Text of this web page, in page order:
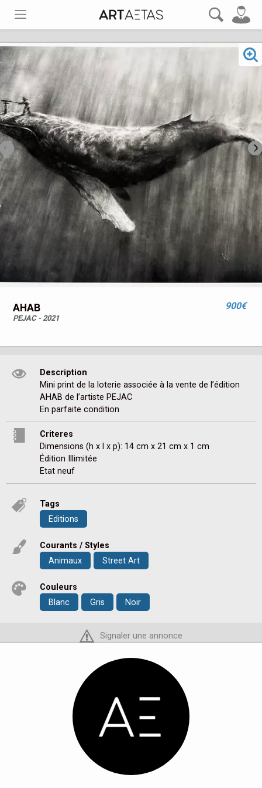
AHAB
PEJAC - 2021
900€
Description
Mini print de la loterie associée à la vente de l’édition
AHAB de l’artiste PEJAC
En parfaite condition
Criteres
Dimensions (h x l x p): 14 cm x 21 cm x 1 cm
Édition Illimitée
Etat neuf
Tags
Editions
Courants / Styles
Animaux
Street Art
Couleurs
Blanc
Gris Noir
Signaler une annonce